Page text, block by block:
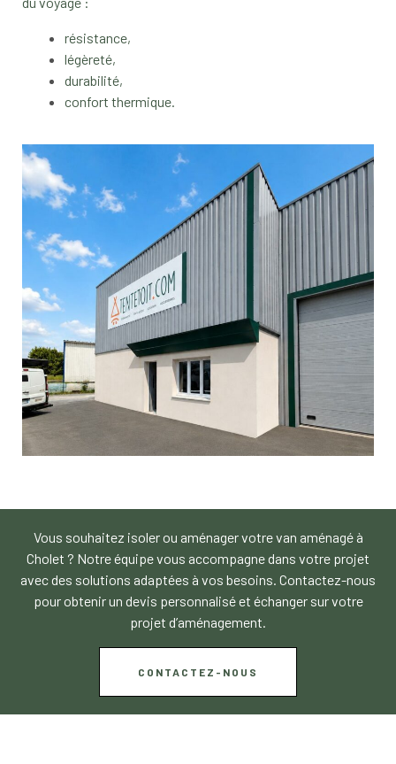
résistance,
légèreté,
durabilité,
confort thermique.
Vous souhaitez isoler ou aménager votre van aménagé à
Cholet ? Notre équipe vous accompagne dans votre projet
avec des solutions adaptées à vos besoins. Contactez-nous
pour obtenir un devis personnalisé et échanger sur votre
projet d’aménagement.
CONTACTEZ-NOUS